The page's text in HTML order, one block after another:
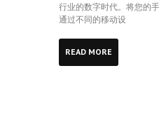
行业的数字时代。将您的
通过不同的移动设
READ MORE